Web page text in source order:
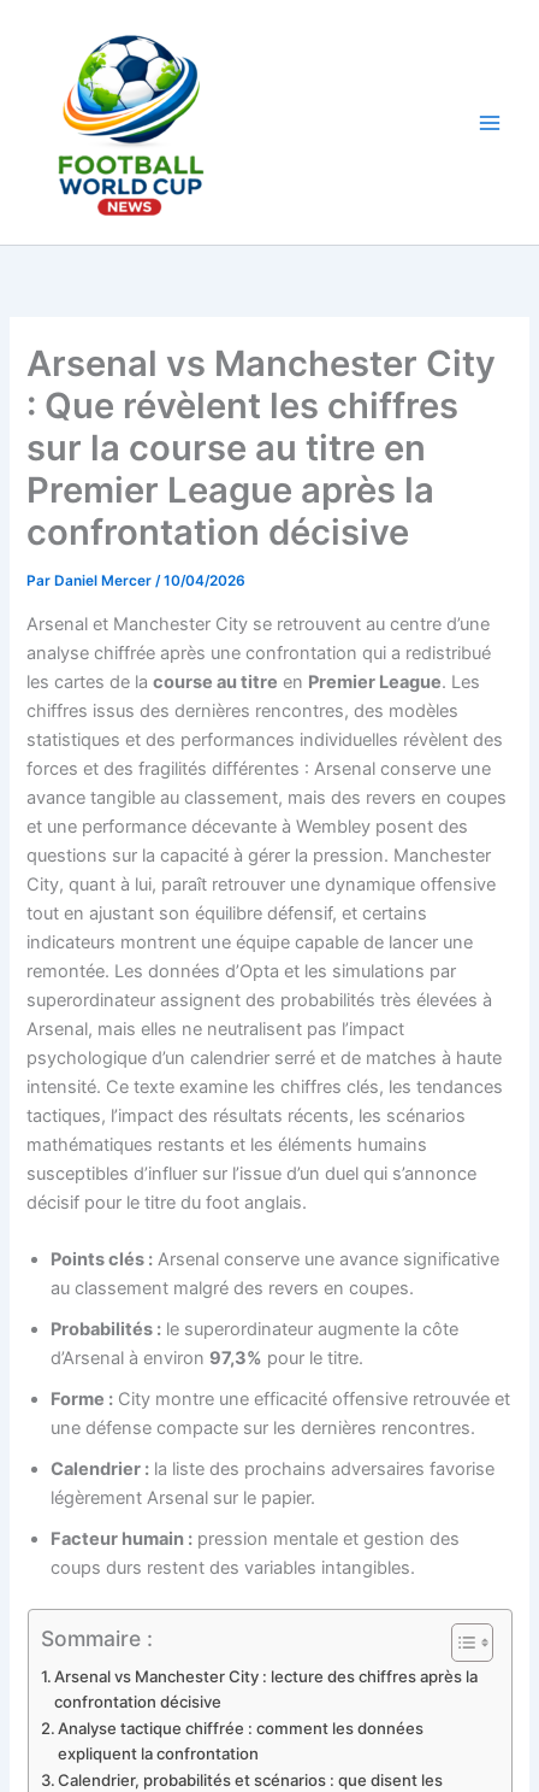
Arsenal vs Manchester City
: Que révèlent les chiffres
sur la course au titre en
Premier League après la
confrontation décisive
Par Daniel Mercer/10/04/2026
Arsenal et Manchester City se retrouvent au centre d’une
analyse chiffrée après une confrontation qui a redistribué
les cartes de lacourse au titre en Premier League. Les
chiffres issus des dernières rencontres, des modèles
statistiques et des performances individuelles révèlent des
forces et des fragilités différentes : Arsenal conserve une
avance tangible au classement, mais des revers en coupes
et une performance décevante à Wembley posent des
questions sur la capacité à gérer la pression. Manchester
City, quant à lui, paraît retrouver une dynamique offensive
tout en ajustant son équilibre défensif, et certains
indicateurs montrent une équipe capable de lancer une
remontée. Les données d’Opta et les simulations par
superordinateur assignent des probabilités très élevées à
Arsenal, mais elles ne neutralisent pas l’impact
psychologique d’un calendrier serré et de matches à haute
intensité. Ce texte examine les chiffres clés, les tendances
tactiques, l’impact des résultats récents, les scénarios
mathématiques restants et les éléments humains
susceptibles d’influer sur l’issue d’un duel qui s’annonce
décisif pour le titre du foot anglais.
Points clés : Arsenal conserve une avance significative
au classement malgré des revers en coupes.
Probabilités : le superordinateur augmente la côte
d’Arsenal à environ 97,3% pour le titre.
Forme : City montre une efficacité offensive retrouvée et
une défense compacte sur les dernières rencontres.
Calendrier : la liste des prochains adversaires favorise
légèrement Arsenal sur le papier.
Facteur humain : pression mentale et gestion des
coups durs restent des variables intangibles.
Sommaire :
Arsenal vs Manchester City : lecture des chiffres après la
confrontation décisive
Analyse tactique chiffrée : comment les données
expliquent la confrontation
Calendrier, probabilités et scénarios : que disent les